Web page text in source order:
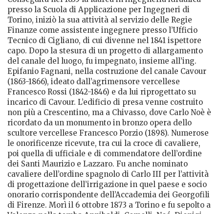
presso la Scuola di Applicazione per Ingegneri di
Torino, iniziò la sua attività al servizio delle Regie
Finanze come assistente ingegnere presso l’Ufficio
Tecnico di Cigliano, di cui divenne nel 1841 ispettore
capo. Dopo la stesura di un progetto di allargamento
del canale del luogo, fu impegnato, insieme all’ing.
Epifanio Fagnani, nella costruzione del canale Cavour
(1863-1866), ideato dall’agrimensore vercellese
Francesco Rossi (1842-1846) e da lui riprogettato su
incarico di Cavour. L’edificio di presa venne costruito
non più a Crescentino, ma a Chivasso, dove Carlo Noè è
ricordato da un monumento in bronzo opera dello
scultore vercellese Francesco Porzio (1898). Numerose
le onorificenze ricevute, tra cui la croce di cavaliere,
poi quella di ufficiale e di commendatore dell’ordine
dei Santi Maurizio e Lazzaro. Fu anche nominato
cavaliere dell’ordine spagnolo di Carlo III per l’attività
di progettazione dell’irrigazione in quel paese e socio
onorario corrispondente dell’Accademia dei Georgofili
di Firenze. Morì il 6 ottobre 1873 a Torino e fu sepolto a